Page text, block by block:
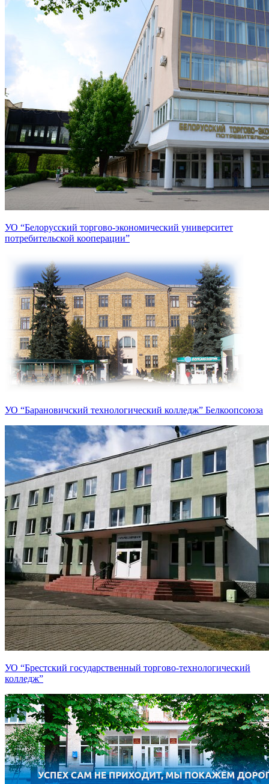
УО “Белорусский торгово-экономический университет
потребительской кооперации”
УО “Барановичский технологический колледж” Белкоопсоюза
УО “Брестский государственный торгово-технологический
колледж”